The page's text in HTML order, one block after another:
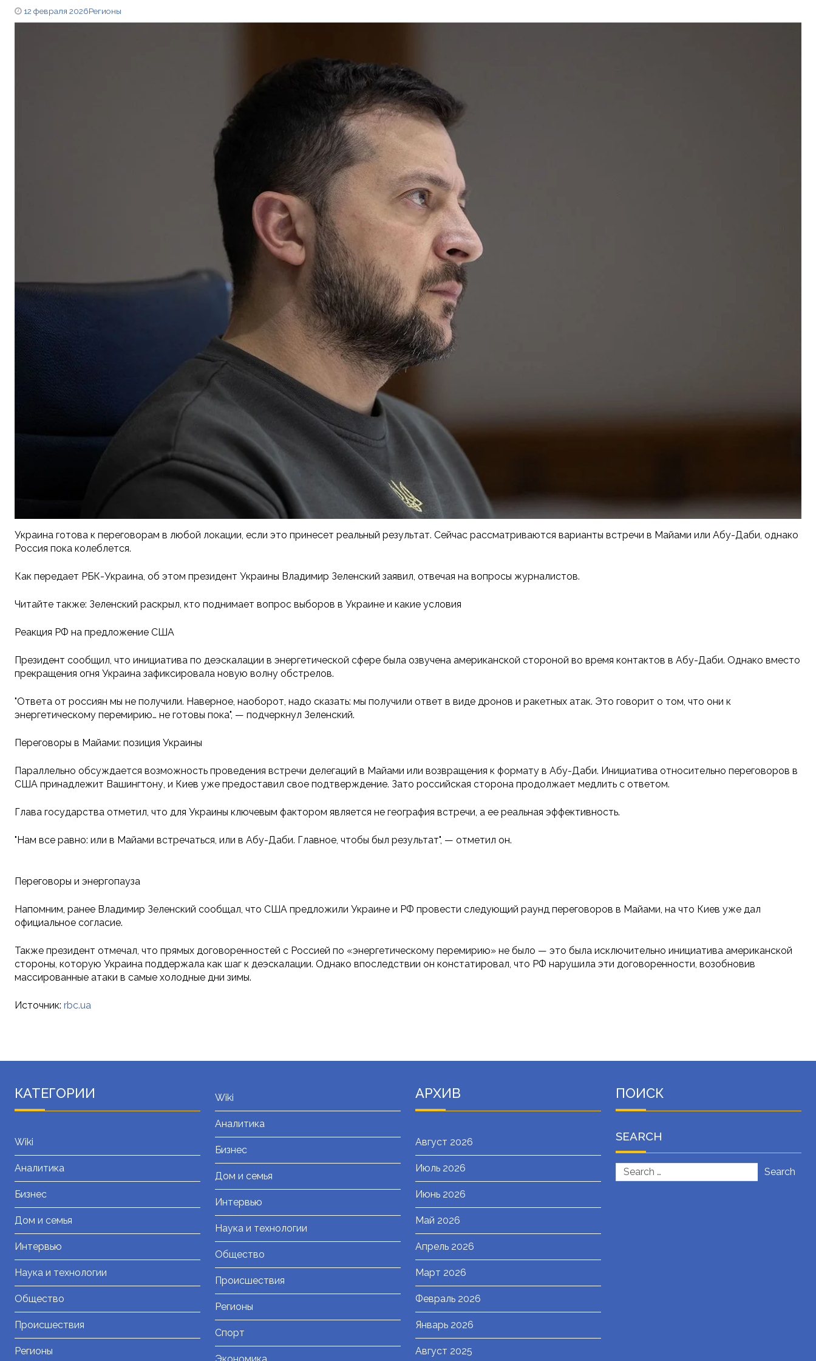
12 февраля 2026Регионы
Украина готова к переговорам в любой локации, если это принесет реальный результат. Сейчас рассматриваются варианты встречи в Майами или Абу-Даби, однако
Россия пока колеблется.
Как передает РБК-Украина, об этом президент Украины Владимир Зеленский заявил, отвечая на вопросы журналистов.
Читайте также: Зеленский раскрыл, кто поднимает вопрос выборов в Украине и какие условия
Реакция РФ на предложение США
Президент сообщил, что инициатива по деэскалации в энергетической сфере была озвучена американской стороной во время контактов в Абу-Даби. Однако вместо
прекращения огня Украина зафиксировала новую волну обстрелов.
"Ответа от россиян мы не получили. Наверное, наоборот, надо сказать: мы получили ответ в виде дронов и ракетных атак. Это говорит о том, что они к
энергетическому перемирию… не готовы пока", — подчеркнул Зеленский.
Переговоры в Майами: позиция Украины
Параллельно обсуждается возможность проведения встречи делегаций в Майами или возвращения к формату в Абу-Даби. Инициатива относительно переговоров в
США принадлежит Вашингтону, и Киев уже предоставил свое подтверждение. Зато российская сторона продолжает медлить с ответом.
Глава государства отметил, что для Украины ключевым фактором является не география встречи, а ее реальная эффективность.
"Нам все равно: или в Майами встречаться, или в Абу-Даби. Главное, чтобы был результат", — отметил он.
Переговоры и энергопауза
Напомним, ранее Владимир Зеленский сообщал, что США предложили Украине и РФ провести следующий раунд переговоров в Майами, на что Киев уже дал
официальное согласие.
Также президент отмечал, что прямых договоренностей с Россией по «энергетическому перемирию» не было — это была исключительно инициатива американской
стороны, которую Украина поддержала как шаг к деэскалации. Однако впоследствии он констатировал, что РФ нарушила эти договоренности, возобновив
массированные атаки в самые холодные дни зимы.
Источник: rbc.ua
КАТЕГОРИИ
Wiki
Аналитика
Бизнес
Дом и семья
Интервью
Наука и технологии
Общество
Происшествия
Регионы
Wiki
Аналитика
Бизнес
Дом и семья
Интервью
Наука и технологии
Общество
Происшествия
Регионы
Спорт
АРХИВ
Август 2026
Июль 2026
Июнь 2026
Май 2026
Апрель 2026
Март 2026
Февраль 2026
Январь 2026
Август 2025
ПОИСК
SEARCH
Search